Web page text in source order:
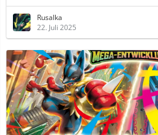
Rusalka
22. Juli 2025